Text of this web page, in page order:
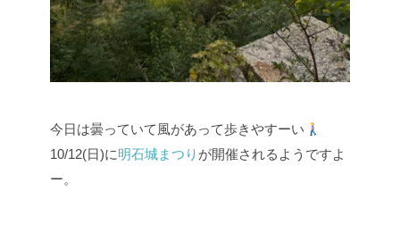
今日は曇っていて風があって歩きやすーい
10/12(日)に明石城まつり が開催されるようですよ
ー。